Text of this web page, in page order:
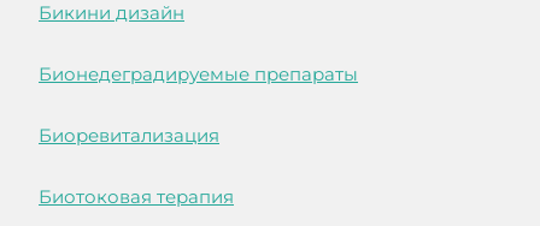
Бикини дизайн
Бионедеградируемые препараты
Биоревитализация
Биотоковая терапия